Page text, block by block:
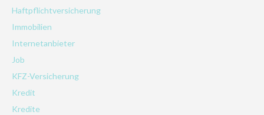
Haftpflichtversicherung
Immobilien
Internetanbieter
Job
KFZ-Versicherung
Kredit
Kredite